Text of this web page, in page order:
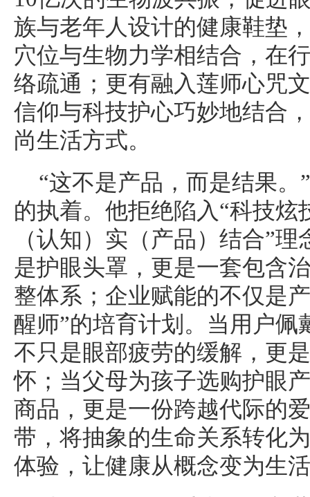
族与老年人设计的健康鞋垫
穴位与生物力学相结合，在
络疏通；更有融入莲师心咒
信仰与科技护心巧妙地结合
尚生活方式。
“这不是产品，而是结果
的执着。他拒绝陷入“科技炫
（认知）实（产品）结合”
是护眼头罩，更是一套包含
整体系；企业赋能的不仅是
醒师”的培育计划。当用户佩
不只是眼部疲劳的缓解，更
怀；当父母为孩子选购护眼
商品，更是一份跨越代际的
带，将抽象的生命关系转化
体验，让健康从概念变为生